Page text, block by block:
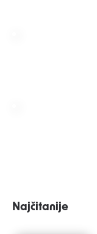
Najčitanije